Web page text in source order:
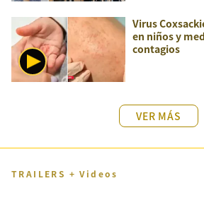
Virus
en niños y
contagios
VER MÁS
TRAILERS + Videos